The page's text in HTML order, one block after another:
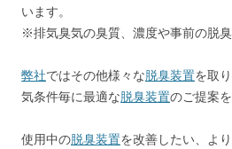
います。
※排気臭気の臭質、濃度や事前の脱臭
弊社ではその他様々な脱臭装置を取
気条件毎に最適な脱臭装置のご提案
使用中の脱臭装置を改善したい、よ